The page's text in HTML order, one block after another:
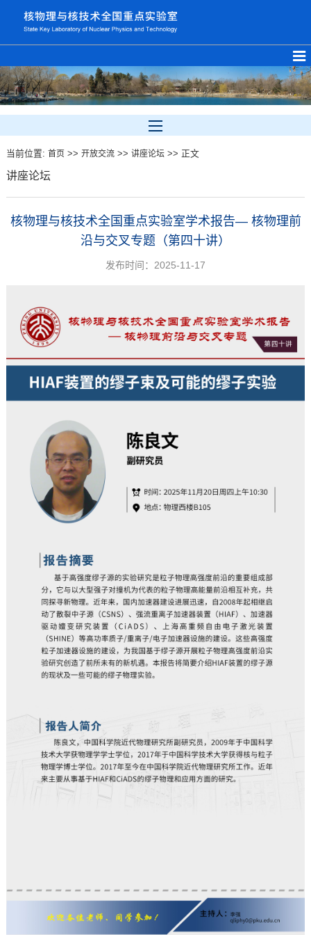
当前位置: 首页>> 开放交流>> 讲座论坛>> 正文
讲座论坛
核物理与核技术全国重点实验室学术报告— 核物理前
沿与交叉专题（第四十讲）
发布时间：2025-11-17